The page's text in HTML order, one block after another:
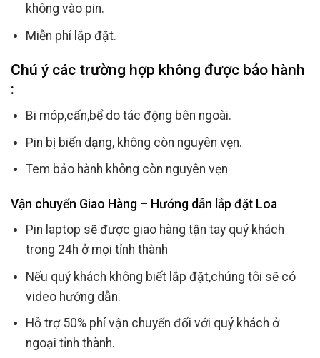
không vào pin.
Miễn phí lắp đặt.
Chú ý các trường hợp không được bảo hành
:
Bi móp,cấn,bể do tác động bên ngoài.
Pin bị biến dạng, không còn nguyên vẹn.
Tem bảo hành không còn nguyên vẹn
Vận chuyển Giao Hàng – Hướng dẫn lắp đặt Loa
Pin laptop sẽ được giao hàng tận tay quý khách
trong 24h ở mọi tỉnh thành
Nếu quý khách không biết lắp đặt,chúng tôi sẽ có
video hướng dẫn.
Hỗ trợ 50% phí vận chuyển đối với quý khách ở
ngoại tỉnh thành.